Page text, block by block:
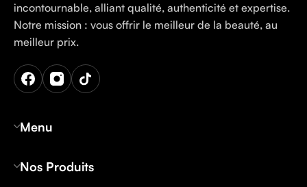
incontournable, alliant qualité, authenticité et expertise.
Notre mission : vous offrir le meilleur de la beauté, au
meilleur prix.
Menu
Nos Produits